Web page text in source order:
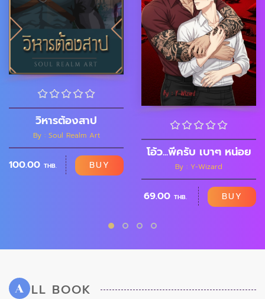
วิหารต้องสาป
By : Soul Realm Art
100.00 THB. BUY
โอ้ว...พี่ครับ เบาๆ หน่อย
By : Y-Wizard
69.00 THB. BUY
A LL BOOK